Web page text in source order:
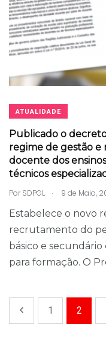
ATUALIDADE
Publicado o
regime de gestão e
docente dos
técnicos
Por SDPGL . 9 de Maio,
Estabelece o novo
recrutamento do
básico e
para formação. O
1 2